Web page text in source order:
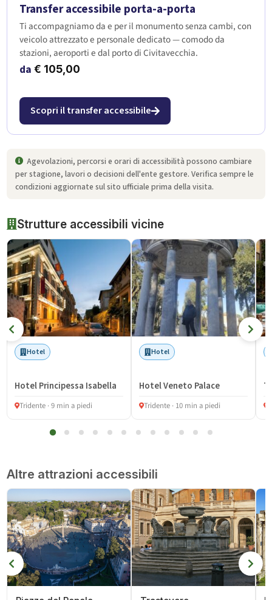
Transfer accessibile porta-a-porta
Ti accompagniamo da e per il monumento senza cambi, con
veicolo attrezzato e personale dedicato — comodo da
stazioni, aeroporti e dal porto di Civitavecchia.
da€ 105,00
Scopri il transfer accessibile
Agevolazioni, percorsi e orari di accessibilità possono cambiare
per stagione, lavori o decisioni dell'ente gestore. Verifica sempre le
condizioni aggiornate sul sito ufficiale prima della visita.
Strutture accessibili vicine
Hotel
Hotel Principessa Isabella
Tridente · 9 min a piedi
Hotel
Hotel Veneto Palace
Tridente · 10 min a piedi
Altre attrazioni accessibili